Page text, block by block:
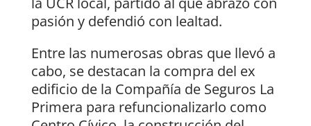
pasión y defendió con lealtad.
Entre las numerosas obras que llevó a
cabo, se destacan la compra del ex
edificio de la Compañía de Seguros La
Primera para refuncionalizarlo como